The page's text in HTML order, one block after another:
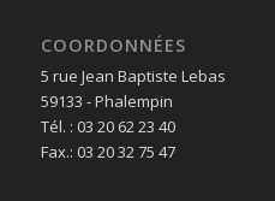
COORDONNÉES
5 rue Jean Baptiste Lebas
59133 - Phalempin
Tél. : 03 20 62 23 40
Fax.: 03 20 32 75 47